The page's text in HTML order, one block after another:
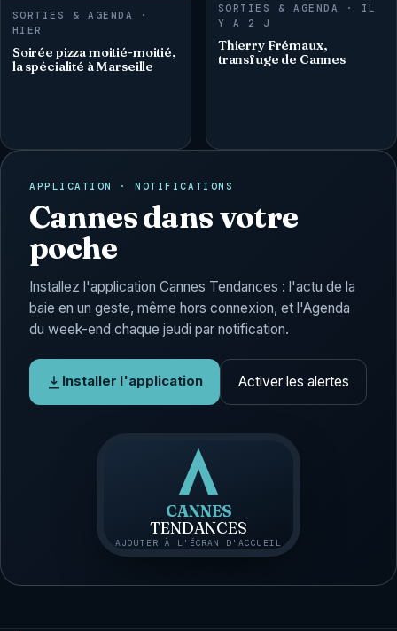
SORTIES & AGENDA ·
HIER
Soirée pizza moitié-moitié,
la spécialité à Marseille
SORTIES & AGENDA · IL
Y A 2 J
Thierry Frémaux,
transfuge de Cannes
APPLICATION · NOTIFICATIONS
Cannes dans votre
poche
Installez l'application Cannes Tendances : l'actu de la
baie en un geste, même hors connexion, et l'Agenda
du week-end chaque jeudi par notification.
Installer l'application Activer les alertes
CANNES
TENDANCES
AJOUTER À L'ÉCRAN D'ACCUEIL